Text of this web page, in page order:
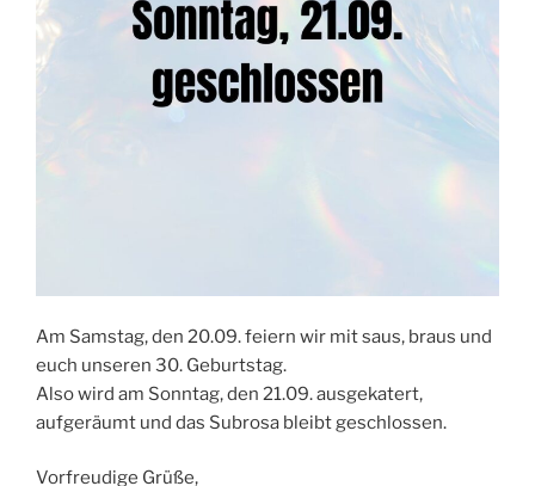
Am Samstag, den 20.09. feiern wir mit saus, braus und
euch unseren 30. Geburtstag.
Also wird am Sonntag, den 21.09. ausgekatert,
aufgeräumt und das Subrosa bleibt geschlossen.
Vorfreudige Grüße,